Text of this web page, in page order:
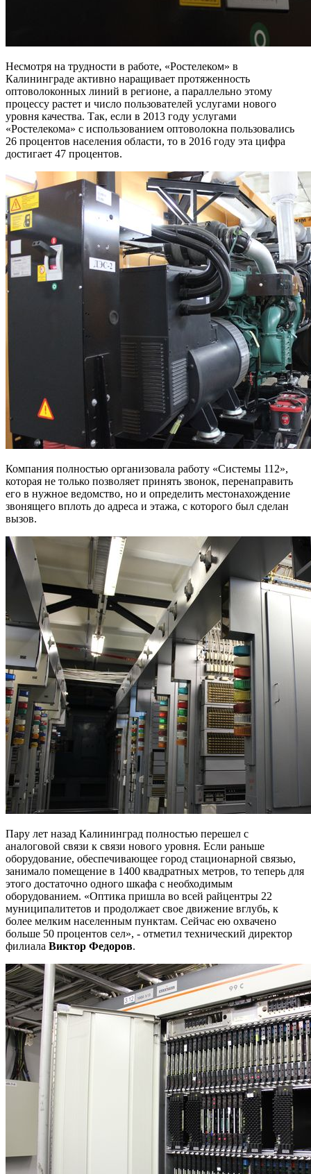
Несмотря на трудности в работе, «Ростелеком» в
Калининграде активно наращивает протяженность
оптоволоконных линий в регионе, а параллельно этому
процессу растет и число пользователей услугами нового
уровня качества. Так, если в 2013 году услугами
«Ростелекома» с использованием оптоволокна пользовались
26 процентов населения области, то в 2016 году эта цифра
достигает 47 процентов.
Компания полностью организовала работу «Системы 112»,
которая не только позволяет принять звонок, перенаправить
его в нужное ведомство, но и определить местонахождение
звонящего вплоть до адреса и этажа, с которого был сделан
вызов.
Пару лет назад Калининград полностью перешел с
аналоговой связи к связи нового уровня. Если раньше
оборудование, обеспечивающее город стационарной связью,
занимало помещение в 1400 квадратных метров, то теперь для
этого достаточно одного шкафа с необходимым
оборудованием. «Оптика пришла во всей райцентры 22
муниципалитетов и продолжает свое движение вглубь, к
более мелким населенным пунктам. Сейчас ею охвачено
больше 50 процентов сел», - отметил технический директор
филиала Виктор Федоров.